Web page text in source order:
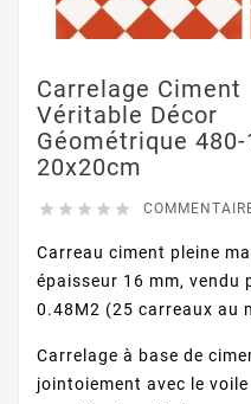
Carrelage Ciment
Véritable Décor
Géométrique 480-
20x20cm
    
Carreau ciment pleine
épaisseur 16 mm, vendu
0.48M2 (25 carreaux au
Carrelage à base de
jointoiement avec le